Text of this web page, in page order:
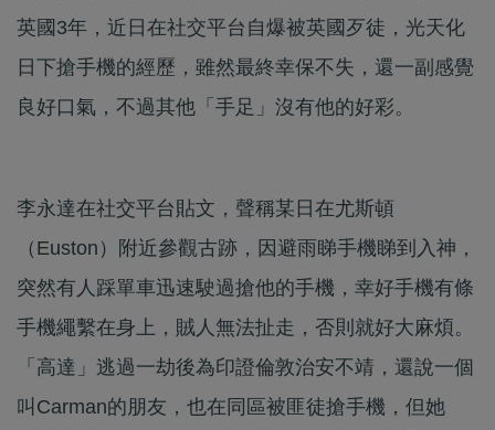
英國3年，近日在社交平台自爆被英國歹徒，光天化
日下搶手機的經歷，雖然最終幸保不失，還一副感覺
良好口氣，不過其他「手足」沒有他的好彩。
李永達在社交平台貼文，聲稱某日在尤斯頓
（Euston）附近參觀古跡，因避雨睇手機睇到入神，
突然有人踩單車迅速駛過搶他的手機，幸好手機有條
手機繩繫在身上，賊人無法扯走，否則就好大麻煩。
「高達」逃過一劫後為印證倫敦治安不靖，還說一個
叫Carman的朋友，也在同區被匪徒搶手機，但她